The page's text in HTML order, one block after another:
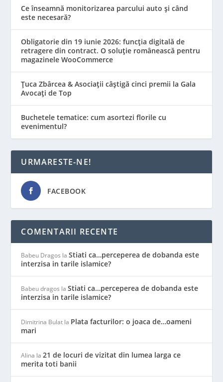
Ce înseamnă monitorizarea parcului auto și când
este necesară?
Obligatorie din 19 iunie 2026: funcția digitală de
retragere din contract. O soluție românească pentru
magazinele WooCommerce
Țuca Zbârcea & Asociații câștigă cinci premii la Gala
Avocați de Top
Buchetele tematice: cum asortezi florile cu
evenimentul?
URMARESTE-NE!
FACEBOOK
COMENTARII RECENTE
Babeu Dragos laStiati ca…perceperea de dobanda este
interzisa in tarile islamice?
Babeu dragos laStiati ca…perceperea de dobanda este
interzisa in tarile islamice?
Dimitrina Bulat la Plata facturilor: o joaca de…oameni
mari
Alina la21 de locuri de vizitat din lumea larga ce
merita toti banii